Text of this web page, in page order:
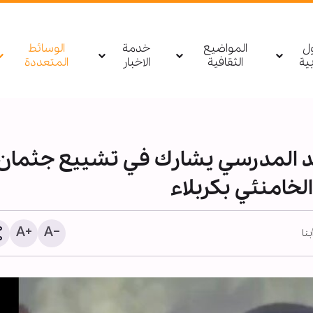
المواضيع
الثقافية
خدمة
الاخبار
الوسائط
المتعددة
المدرسي يشارك في تشييع
بكربلاء
أبنا
1255 شهيدا منذ وقف النار في غزة
تقرير مصور/ مؤسسة
بمشاركة أكاديميين